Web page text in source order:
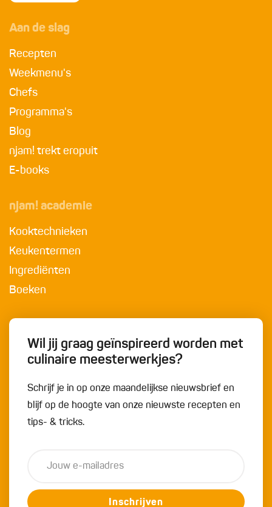
Aan de slag
Recepten
Weekmenu's
Chefs
Programma's
Blog
njam! trekt eropuit
E-books
njam! academie
Kooktechnieken
Keukentermen
Ingrediënten
Boeken
Wil jij graag geïnspireerd worden met
culinaire meesterwerkjes?
Schrijf je in op onze maandelijkse nieuwsbrief en
blijf op de hoogte van onze nieuwste recepten en
tips- & tricks.
Inschrijven